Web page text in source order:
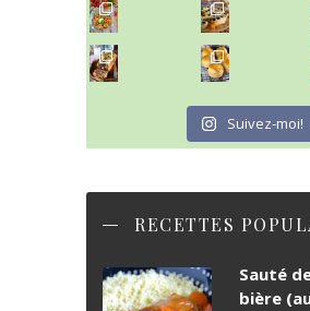
~ SALADE DE PÂTES AUX DEUX TOMATES THON ET BURRA
~ FINANCIERS MYRTILLES ET CITRON ~
Aujourd'hu
~ BUNS MAISON ~
Un peu de boulange par ici au
Suivez-moi!
RECETTES
Sauté
bière